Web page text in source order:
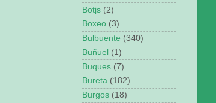
Botjs (2)
Boxeo (3)
Bulbuente (340)
Buñuel (1)
Buques (7)
Bureta (182)
Burgos (18)